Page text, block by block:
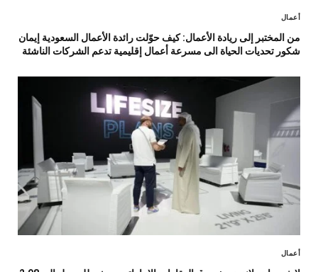
أعمال
من المختبر إلى ريادة الأعمال: كيف حوّلت رائدة الأعمال السعودية إيمان
شكور تحديات الحياة الى مسرعة أعمال إقليمية تدعم الشركات الناشئة
أعمال